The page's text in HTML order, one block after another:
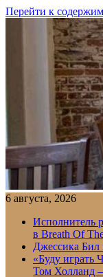
Перейти к
6 августа, 2026
Исполнитель
в Breath Of
Джессика Бил
«Буду играть
Том Холланд